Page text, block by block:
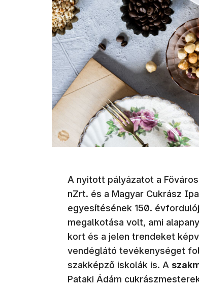
A nyitott pályázatot a
nZrt. és a Magyar Cukrász
egyesítésének 150.
megalkotása volt, ami
kort és a jelen trendeket
vendéglátó tevékenységet
szakképző iskolák is. A
Pataki Ádám